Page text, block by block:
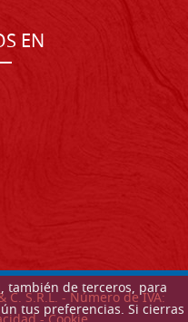
también de terceros, para
tus preferencias. Si cierras
EN
S.R.L. - Número de IVA: